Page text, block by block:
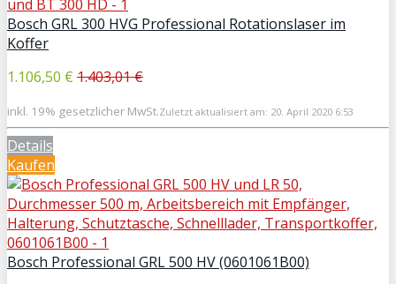
Bosch GRL 300 HVG Professional Rotationslaser im
Koffer
1.106,50 € 1.403,01 €
inkl. 19% gesetzlicher MwSt.Zuletzt aktualisiert am: 20. April 2020 6:53
Details
Kaufen
Bosch Professional GRL 500 HV (0601061B00)